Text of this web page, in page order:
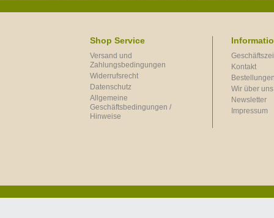
Shop Service
Versand und
Zahlungsbedingungen
Widerrufsrecht
Datenschutz
Allgemeine
Geschäftsbedingungen /
Hinweise
Kontakt
Wir über uns
Newsletter
Impressum